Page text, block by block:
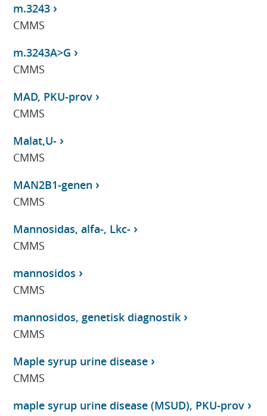
m.3243
CMMS
m.3243A>G
CMMS
MAD, PKU-prov
CMMS
Malat,U-
CMMS
MAN2B1-genen
CMMS
Mannosidas, alfa-, Lkc-
CMMS
mannosidos
CMMS
mannosidos, genetisk diagnostik
CMMS
Maple syrup urine disease
CMMS
maple syrup urine disease (MSUD), PKU-prov